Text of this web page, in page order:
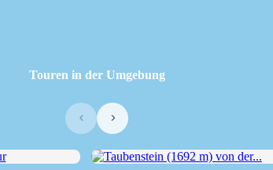
Touren in der Umgebung
‹ ›